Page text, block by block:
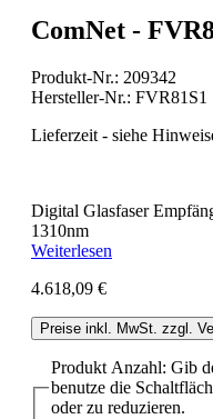
ComNet -
Produkt-Nr.: 209342
Hersteller-Nr.: FVR81S1
Lieferzeit - siehe
Digital Glasfaser
1310nm
Weiterlesen
4.618,09 €
Preise inkl. MwSt. zzgl.
Produkt Anzahl: Gib
benutze die
oder zu reduzieren.